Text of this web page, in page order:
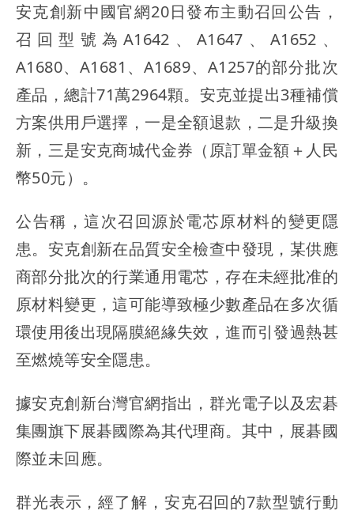
安克創新中國官網20日發布主動召回公告，
召回型號為A1642、A1647、A1652、
A1680、A1681、A1689、A1257的部分批次
產品，總計71萬2964顆。安克並提出3種補償
方案供用戶選擇，一是全額退款，二是升級換
新，三是安克商城代金券（原訂單金額＋人民
幣50元）。
公告稱，這次召回源於電芯原材料的變更隱
患。安克創新在品質安全檢查中發現，某供應
商部分批次的行業通用電芯，存在未經批准的
原材料變更，這可能導致極少數產品在多次循
環使用後出現隔膜絕緣失效，進而引發過熱甚
至燃燒等安全隱患。
據安克創新台灣官網指出，群光電子以及宏碁
集團旗下展碁國際為其代理商。其中，展碁國
際並未回應。
群光表示，經了解，安克召回的7款型號行動